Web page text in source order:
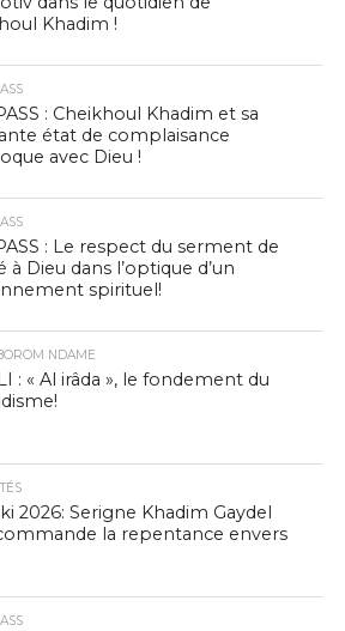
Khadim !
: Cheikhoul Khadim et sa
état de complaisance
avec Dieu !
: Le respect du serment de
à Dieu dans l’optique d’un
spirituel!
NDAME
: « Al irâda », le fondement du
2026: Serigne Khadim Gaydel
la repentance envers